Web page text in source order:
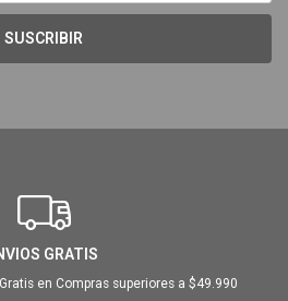
SUSCRIBIR
GRATIS
en Compras superiores a $49.990